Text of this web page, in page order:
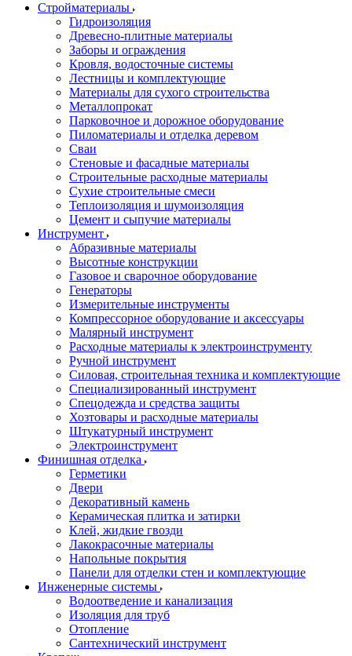
Стройматериалы
Гидроизоляция
Древесно-плитные материалы
Заборы и ограждения
Кровля, водосточные системы
Лестницы и комплектующие
Материалы для сухого строительства
Металлопрокат
Парковочное и дорожное оборудование
Пиломатериалы и отделка деревом
Сваи
Стеновые и фасадные материалы
Строительные расходные материалы
Сухие строительные смеси
Теплоизоляция и шумоизоляция
Цемент и сыпучие материалы
Инструмент
Абразивные материалы
Высотные конструкции
Газовое и сварочное оборудование
Генераторы
Измерительные инструменты
Компрессорное оборудование и аксессуары
Малярный инструмент
Расходные материалы к электроинструменту
Ручной инструмент
Силовая, строительная техника и комплектующие
Специализированный инструмент
Спецодежда и средства защиты
Хозтовары и расходные материалы
Штукатурный инструмент
Электроинструмент
Финишная отделка
Герметики
Двери
Декоративный камень
Керамическая плитка и затирки
Клей, жидкие гвозди
Лакокрасочные материалы
Напольные покрытия
Панели для отделки стен и комплектующие
Инженерные системы
Водоотведение и канализация
Изоляция для труб
Отопление
Сантехнический инструмент